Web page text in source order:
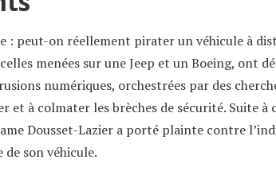
: peut-on réellement pirater un véhicule à
menées sur une Jeep et un Boeing, ont
numériques, orchestrées par des
et à colmater les brèches de sécurité. Suite à
Dousset-Lazier a porté plainte contre
de son véhicule.